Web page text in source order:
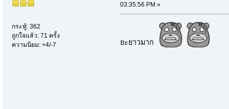
กระทู้: 362
ถูกใจแล้ว: 71 ครั้ง
ความนิยม: +4/-7
03:35:56 PM »
ยะยาวมาก